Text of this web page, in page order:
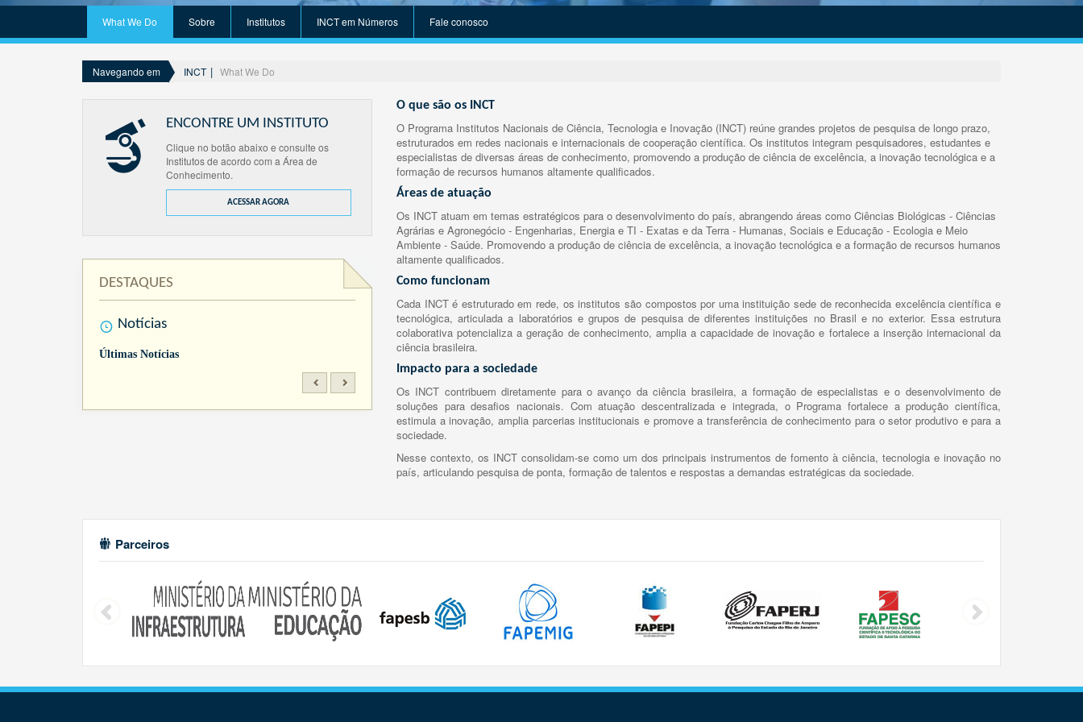
What We Do Sobre Institutos INCT em Números Fale conosco
Navegando em INCT What We Do
ENCONTRE UM INSTITUTO
Clique no botão abaixo e consulte os
Institutos de acordo com a Área de
Conhecimento.
ACESSAR AGORA
DESTAQUES
Notícias
Últimas Notícias
O que são os INCT
O Programa Institutos Nacionais de Ciência, Tecnologia e Inovação (INCT) reúne grandes projetos de pesquisa de longo prazo,
estruturados em redes nacionais e internacionais de cooperação científica. Os institutos integram pesquisadores, estudantes e
especialistas de diversas áreas de conhecimento, promovendo a produção de ciência de excelência, a inovação tecnológica e a
formação de recursos humanos altamente qualificados.
Áreas de atuação
Os INCT atuam em temas estratégicos para o desenvolvimento do país, abrangendo áreas como Ciências Biológicas - Ciências
Agrárias e Agronegócio - Engenharias, Energia e TI - Exatas e da Terra - Humanas, Sociais e Educação - Ecologia e Meio
Ambiente - Saúde. Promovendo a produção de ciência de excelência, a inovação tecnológica e a formação de recursos humanos
altamente qualificados.
Como funcionam
Cada INCT é estruturado em rede, os institutos são compostos por uma instituição sede de reconhecida excelência científica e
tecnológica, articulada a laboratórios e grupos de pesquisa de diferentes instituições no Brasil e no exterior. Essa estrutura
colaborativa potencializa a geração de conhecimento, amplia a capacidade de inovação e fortalece a inserção internacional da
ciência brasileira.
Impacto para a sociedade
Os INCT contribuem diretamente para o avanço da ciência brasileira, a formação de especialistas e o desenvolvimento de
soluções para desafios nacionais. Com atuação descentralizada e integrada, o Programa fortalece a produção científica,
estimula a inovação, amplia parcerias institucionais e promove a transferência de conhecimento para o setor produtivo e para a
sociedade.
Nesse contexto, os INCT consolidam-se como um dos principais instrumentos de fomento à ciência, tecnologia e inovação no
país, articulando pesquisa de ponta, formação de talentos e respostas a demandas estratégicas da sociedade.
Parceiros